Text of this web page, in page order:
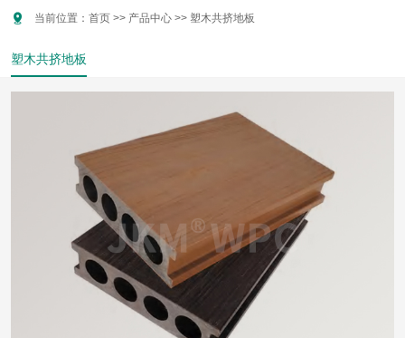
塑木共挤地板
 当前位置： 首页 >> 产品中心 >> 塑木共挤地板